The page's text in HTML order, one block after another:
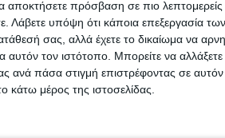
αποκτήσετε πρόσβαση σε πιο λεπτομερείς
Λάβετε υπόψη ότι κάποια επεξεργασία
σας, αλλά έχετε το δικαίωμα να
αυτόν τον ιστότοπο. Μπορείτε να
ανά πάσα στιγμή επιστρέφοντας σε αυτόν
κάτω μέρος της ιστοσελίδας.
να αντισταθείς;
σου;
Τι κάνεις;